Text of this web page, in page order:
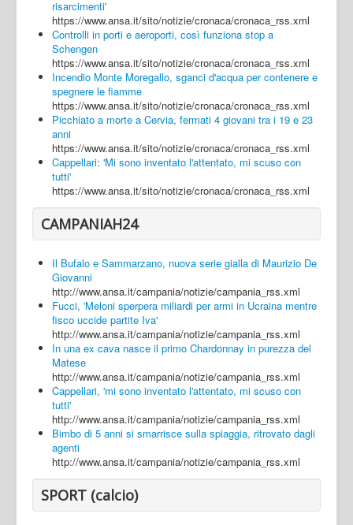
Salerno
Login
risarcimenti'
https://www.ansa.it/sito/notizie/cronaca/cronaca_rss.xml
Controlli in porti e aeroporti, così funziona stop a
Schengen
https://www.ansa.it/sito/notizie/cronaca/cronaca_rss.xml
Incendio Monte Moregallo, sganci d'acqua per contenere e
spegnere le fiamme
https://www.ansa.it/sito/notizie/cronaca/cronaca_rss.xml
Picchiato a morte a Cervia, fermati 4 giovani tra i 19 e 23
anni
https://www.ansa.it/sito/notizie/cronaca/cronaca_rss.xml
Cappellari: 'Mi sono inventato l'attentato, mi scuso con
tutti'
https://www.ansa.it/sito/notizie/cronaca/cronaca_rss.xml
CAMPANIAH24
Il Bufalo e Sammarzano, nuova serie gialla di Maurizio De
Giovanni
http://www.ansa.it/campania/notizie/campania_rss.xml
Fucci, 'Meloni sperpera miliardi per armi in Ucraina mentre
fisco uccide partite Iva'
http://www.ansa.it/campania/notizie/campania_rss.xml
In una ex cava nasce il primo Chardonnay in purezza del
Matese
http://www.ansa.it/campania/notizie/campania_rss.xml
Cappellari, 'mi sono inventato l'attentato, mi scuso con
tutti'
http://www.ansa.it/campania/notizie/campania_rss.xml
Bimbo di 5 anni si smarrisce sulla spiaggia, ritrovato dagli
agenti
http://www.ansa.it/campania/notizie/campania_rss.xml
SPORT (calcio)